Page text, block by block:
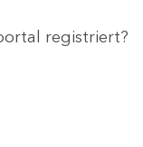
registriert?